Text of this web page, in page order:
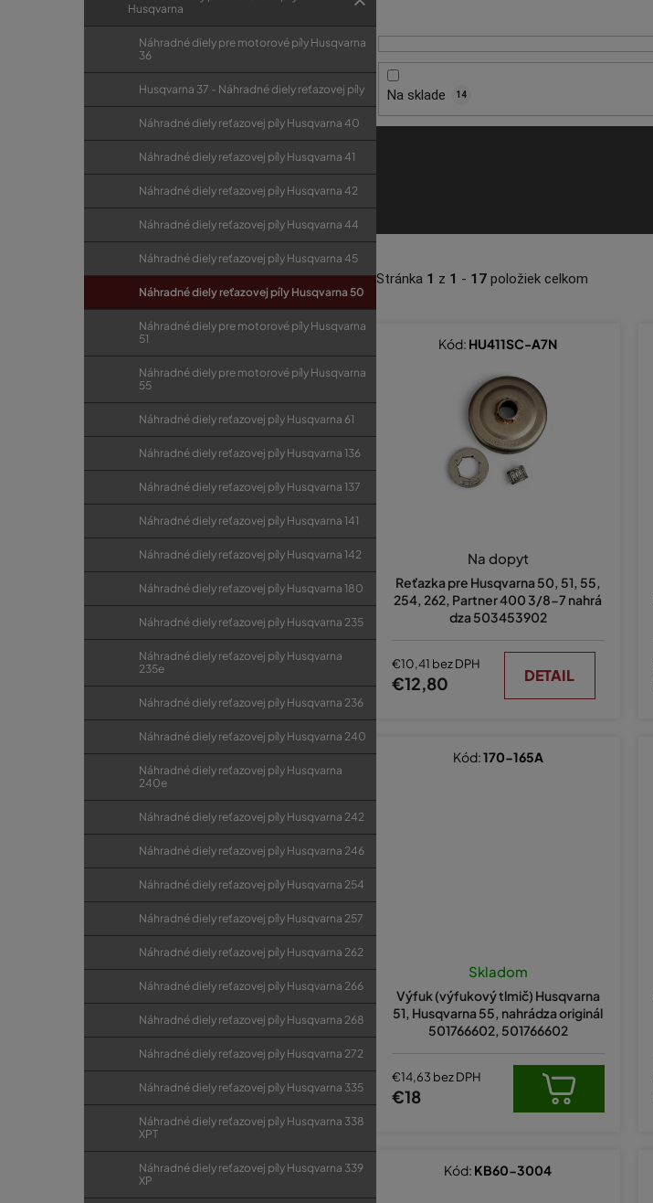
a
l
i
Husqvarna
Náhradné diely pre motorové píly Husqvarna
36
Husqvarna 37 - Náhradné diely reťazovej píly
Náhradné diely reťazovej píly Husqvarna 40
Náhradné diely reťazovej píly Husqvarna 41
Náhradné diely reťazovej píly Husqvarna 42
Náhradné diely reťazovej píly Husqvarna 44
Náhradné diely reťazovej píly Husqvarna 45
Náhradné diely reťazovej píly Husqvarna 50
Náhradné diely pre motorové píly Husqvarna
51
Náhradné diely pre motorové píly Husqvarna
55
Náhradné diely reťazovej píly Husqvarna 61
Náhradné diely reťazovej píly Husqvarna 136
Náhradné diely reťazovej píly Husqvarna 137
Náhradné diely reťazovej píly Husqvarna 141
Náhradné diely reťazovej píly Husqvarna 142
Náhradné diely reťazovej píly Husqvarna 180
Náhradné diely reťazovej píly Husqvarna 235
Náhradné diely reťazovej píly Husqvarna
235e
Náhradné diely reťazovej píly Husqvarna 236
Náhradné diely reťazovej píly Husqvarna 240
Náhradné diely reťazovej píly Husqvarna
240e
Náhradné diely reťazovej píly Husqvarna 242
Náhradné diely reťazovej píly Husqvarna 246
Náhradné diely reťazovej píly Husqvarna 254
Náhradné diely reťazovej píly Husqvarna 257
Náhradné diely reťazovej píly Husqvarna 262
Náhradné diely reťazovej píly Husqvarna 266
Náhradné diely reťazovej píly Husqvarna 268
Náhradné diely reťazovej píly Husqvarna 272
Náhradné diely reťazovej píly Husqvarna 335
Náhradné diely reťazovej píly Husqvarna 338
XPT
Náhradné diely reťazovej píly Husqvarna 339
XP
Stránka 1 z 1 - 17 položiek celkom
Na sklade 14
s
p
r
o
d
k
t
o
Reťazka pre Husqvarna 50, 51, 55,
254, 262, Partner 400 3/8-7 nahrá
dza 503453902
Na dopyt
€10,41 bez DPH
€12,80 DETAIL
Kód: HU411SC-A7N
Výfuk (výfukový tlmič) Husqvarna
51, Husqvarna 55, nahrádza originál
501766602, 501766602
Skladom
€14,63 bez DPH
€18
Kód:170-165A
Kód: KB60-3004